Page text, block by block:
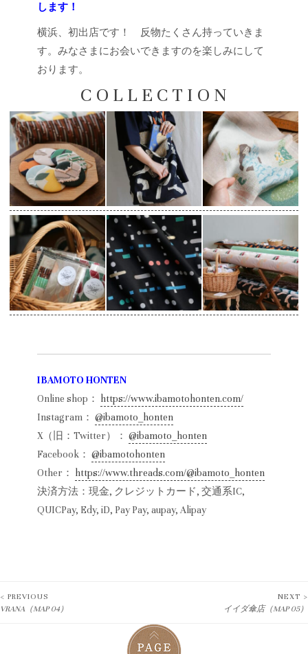
します！
横浜、初出店です！ 反物たくさん持っていきま
す。みなさまにお会いできますのを楽しみにして
おります。
C O L L E C T I O N
IBAMOTO HONTEN
Online shop： https://www.ibamotohonten.com/
Instagram：@ibamoto_honten
X（旧：Twitter）：@ibamoto_honten
Facebook：@ibamotohonten
Other： https://www.threads.com/@ibamoto_honten
決済方法：現金, クレジットカード, 交通系IC,
QUICPay, Edy, iD, Pay Pay, aupay, Alipay
Post
< PREVIOUS
VRANA（MAP 04）
NEXT >
イイダ傘店（MAP 05）